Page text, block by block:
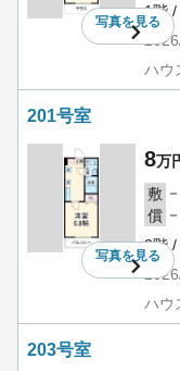
写真を見る
1階 /
ハウ
201号室
写真を見る
8万
敷 －
償 －
2階 /
ハウ
203号室